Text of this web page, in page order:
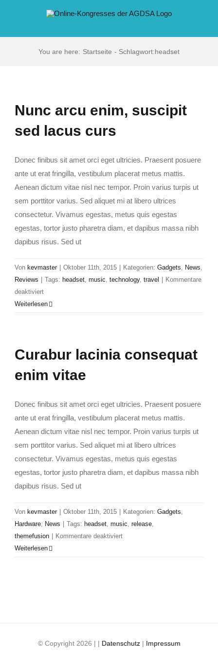
You are here: Startseite Schlagwort:headset
Nunc arcu enim, suscipit
sed lacus curs
Donec finibus sit amet orci eget ultricies. Praesent posuere
ante ut erat fringilla, vestibulum placerat metus mattis.
Aenean dictum vitae nisl nec tempor. Proin varius turpis ut
sem porttitor varius. Sed aliquet mi at libero ultrices
consectetur. Vivamus egestas, metus quis egestas
egestas, tortor justo pharetra diam, et dapibus massa nibh
dapibus risus. Sed ut
Von kevmaster Oktober 11th, 2015 Kategorien: Gadgets, News,
Reviews
Tags: headset, music, technology, travel
Kommentare
deaktiviertfür
Nunc
sed
curs
Weiterlesen
Curabur lacinia consequat
enim vitae
Donec finibus sit amet orci eget ultricies. Praesent posuere
ante ut erat fringilla, vestibulum placerat metus mattis.
Aenean dictum vitae nisl nec tempor. Proin varius turpis ut
sem porttitor varius. Sed aliquet mi at libero ultrices
consectetur. Vivamus egestas, metus quis egestas
egestas, tortor justo pharetra diam, et dapibus massa nibh
dapibus risus. Sed ut
Von kevmaster Oktober 11th, 2015 Kategorien: Gadgets,
Hardware, News Tags: headset, music, release,
themefusion
Kommentare deaktiviertfür
Weiterlesen
© Copyright 2026 | | Datenschutz| Impressum